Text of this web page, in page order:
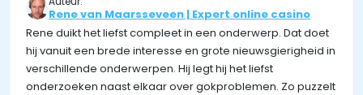
Rene van Maarsseveen | Expert online casino
Rene duikt het liefst compleet in een onderwerp. Dat doet
hij vanuit een brede interesse en grote nieuwsgierigheid in
verschillende onderwerpen. Hij legt hij het liefst
onderzoeken naast elkaar over gokproblemen. Zo puzzelt